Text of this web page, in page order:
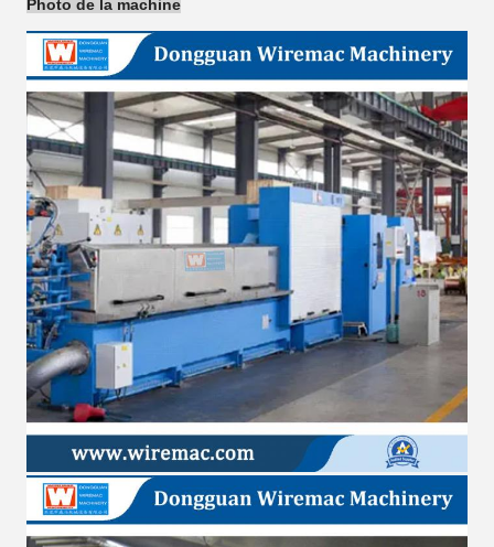
Photo de la machine